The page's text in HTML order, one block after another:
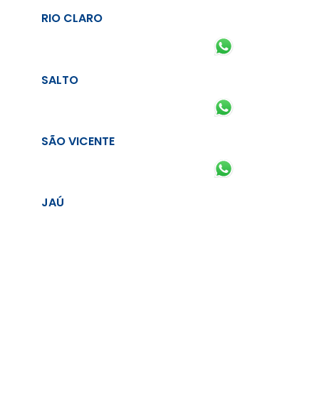
RIO CLARO
SALTO
SÃO VICENTE
JAÚ